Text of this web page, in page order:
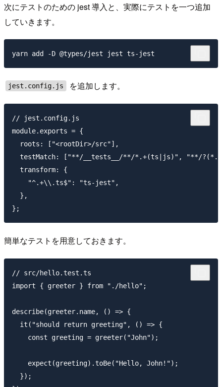
次にテストのための jest 導入と、実際にテストを一つ追加
していきます。
jest.config.js を追加します。
// jest.config.js
module.exports = {
  roots: ["<rootDir>/src"],
testMatch: ["**/__tests__/**/*.+(ts|js)", "**/
  transform: {
    "^.+\\.ts$": "ts-jest",
  },
簡単なテストを用意しておきます。
// src/hello.test.ts
import { greeter } from "./hello";
describe(greeter.name, () => {
  it("should return greeting", () => {
    const greeting = greeter("John");
    expect(greeting).toBe("Hello, John!");
  });